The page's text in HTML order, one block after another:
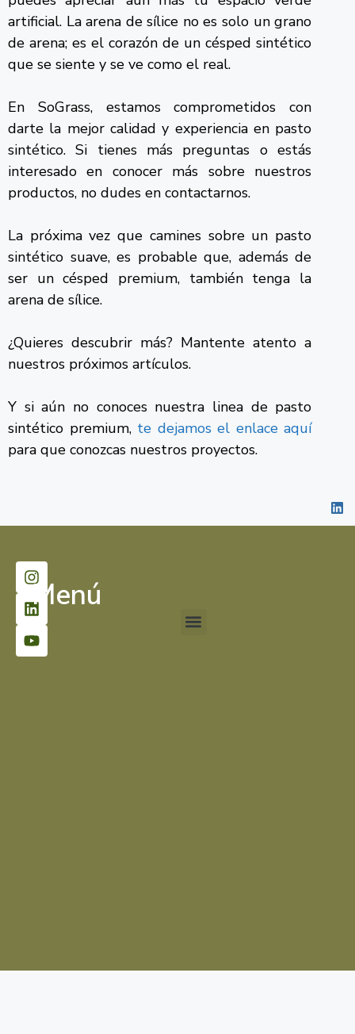
artificial. La arena de sílice no es solo un grano
de arena; es el corazón de un césped sintético
que se siente y se ve como el real.
En SoGrass, estamos comprometidos con
darte la mejor calidad y experiencia en pasto
sintético. Si tienes más preguntas o estás
interesado en conocer más sobre nuestros
productos, no dudes en contactarnos.
La próxima vez que camines sobre un pasto
sintético suave, es probable que, además de
ser un césped premium, también tenga la
arena de sílice.
¿Quieres descubrir más? Mantente atento a
nuestros próximos artículos.
Y si aún no conoces nuestra linea de pasto
sintético premium, te dejamos el enlace aquí
para que conozcas nuestros proyectos.
Menú